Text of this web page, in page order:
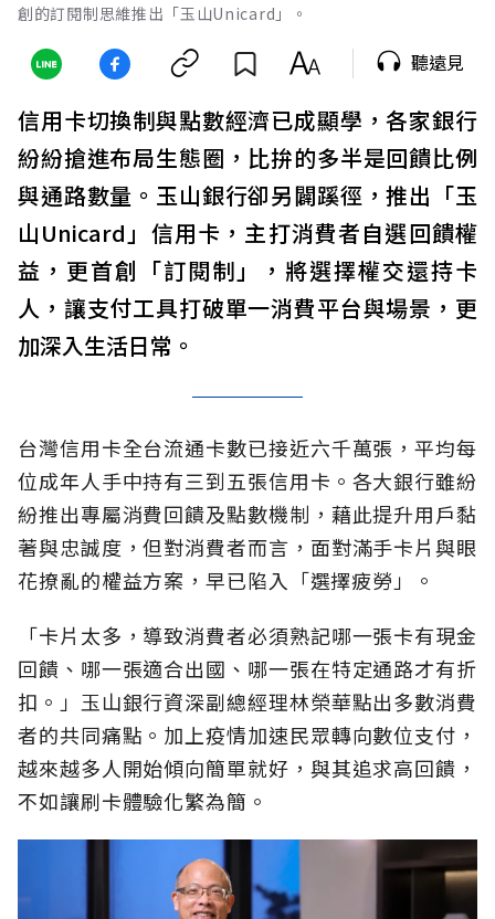
創的訂閱制思維推出「玉山Unicard」。
聽遠見
信用卡切換制與點數經濟已成顯學，各家銀行
紛紛搶進布局生態圈，比拚的多半是回饋比例
與通路數量。玉山銀行卻另闢蹊徑，推出「玉
山Unicard」信用卡，主打消費者自選回饋權
益，更首創「訂閱制」，將選擇權交還持卡
人，讓支付工具打破單一消費平台與場景，更
加深入生活日常。
台灣信用卡全台流通卡數已接近六千萬張，平均每
位成年人手中持有三到五張信用卡。各大銀行雖紛
紛推出專屬消費回饋及點數機制，藉此提升用戶黏
著與忠誠度，但對消費者而言，面對滿手卡片與眼
花撩亂的權益方案，早已陷入「選擇疲勞」。
「卡片太多，導致消費者必須熟記哪一張卡有現金
回饋、哪一張適合出國、哪一張在特定通路才有折
扣。」玉山銀行資深副總經理林榮華點出多數消費
者的共同痛點。加上疫情加速民眾轉向數位支付，
越來越多人開始傾向簡單就好，與其追求高回饋，
不如讓刷卡體驗化繁為簡。